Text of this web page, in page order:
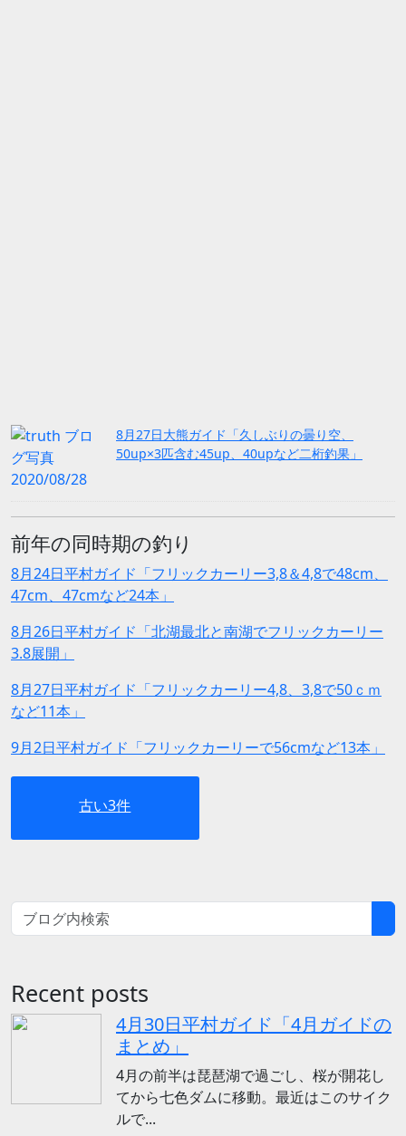
8月27日大熊ガイド「久しぶりの曇り空、
50up×3匹含む45up、40upなど二桁釣果」
前年の同時期の釣り
8月24日平村ガイド「フリックカーリー3,8＆4,8で48cm、
47cm、47cmなど24本」
8月26日平村ガイド「北湖最北と南湖でフリックカーリー
3.8展開」
8月27日平村ガイド「フリックカーリー4,8、3,8で50ｃｍ
など11本」
9月2日平村ガイド「フリックカーリーで56cmなど13本」
古い3件
Recent posts
4月30日平村ガイド「4月ガイドの
まとめ」
4月の前半は琵琶湖で過ごし、桜が開花し
てから七色ダムに移動。最近はこのサイク
ルで...